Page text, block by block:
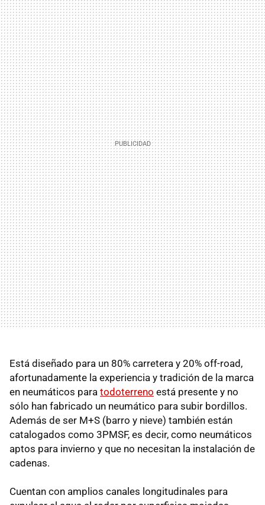
Está diseñado para un 80% carretera y 20% off-road,
afortunadamente la experiencia y tradición de la marca
en neumáticos para todoterreno está presente y no
sólo han fabricado un neumático para subir bordillos.
Además de ser M+S (barro y nieve) también están
catalogados como 3PMSF, es decir, como neumáticos
aptos para invierno y que no necesitan la instalación de
cadenas.
Cuentan con amplios canales longitudinales para